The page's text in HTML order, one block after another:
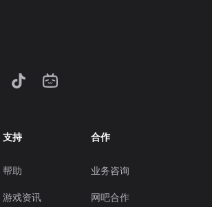
支持
帮助
游戏资讯
合作
业务咨询
网吧合作